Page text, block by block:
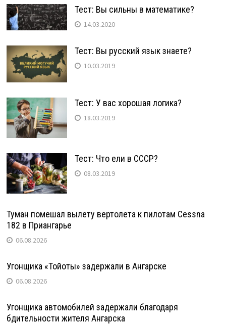
Тест: Вы сильны в математике?
14.03.2020
Тест: Вы русский язык знаете?
10.03.2019
Тест: У вас хорошая логика?
18.03.2019
Тест: Что ели в СССР?
08.03.2019
Туман помешал вылету вертолета к пилотам Cessna
182 в Приангарье
06.08.2026
Угонщика «Тойоты» задержали в Ангарске
06.08.2026
Угонщика автомобилей задержали благодаря
бдительности жителя Ангарска